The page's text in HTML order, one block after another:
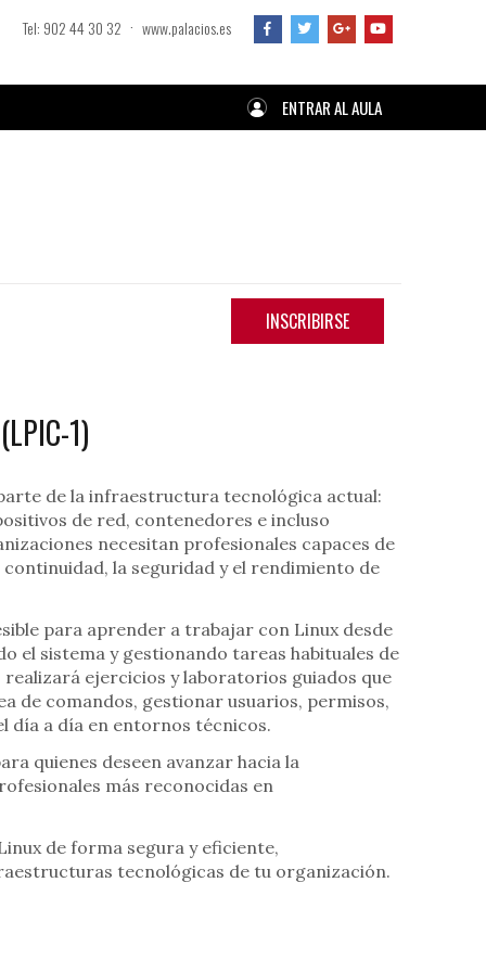
Tel: 902 44 30 32 · www.palacios.es
ENTRAR AL AULA
INSCRIBIRSE
1)
de la infraestructura tecnológica actual:
de red, contenedores e incluso
necesitan profesionales capaces de
la seguridad y el rendimiento de
para aprender a trabajar con Linux desde
el sistema y gestionando tareas habituales de
ejercicios y laboratorios guiados que
de comandos, gestionar usuarios, permisos,
día a día en entornos técnicos.
quienes deseen avanzar hacia la
más reconocidas en
de forma segura y eficiente,
tecnológicas de tu organización.